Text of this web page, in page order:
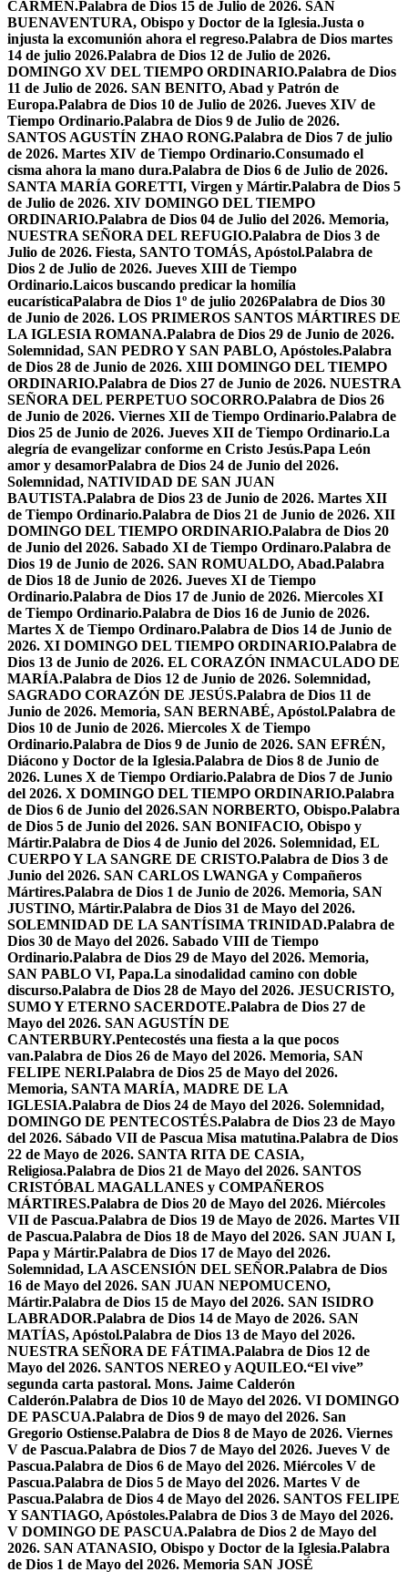
CARMEN.Palabra de Dios 15 de Julio de 2026. SAN
BUENAVENTURA, Obispo y Doctor de la Iglesia.Justa o
injusta la excomunión ahora el regreso.Palabra de Dios martes
14 de julio 2026.Palabra de Dios 12 de Julio de 2026.
DOMINGO XV DEL TIEMPO ORDINARIO.Palabra de Dios
11 de Julio de 2026. SAN BENITO, Abad y Patrón de
Europa.Palabra de Dios 10 de Julio de 2026. Jueves XIV de
Tiempo Ordinario.Palabra de Dios 9 de Julio de 2026.
SANTOS AGUSTÍN ZHAO RONG.Palabra de Dios 7 de julio
de 2026. Martes XIV de Tiempo Ordinario.Consumado el
cisma ahora la mano dura.Palabra de Dios 6 de Julio de 2026.
SANTA MARÍA GORETTI, Virgen y Mártir.Palabra de Dios 5
de Julio de 2026. XIV DOMINGO DEL TIEMPO
ORDINARIO.Palabra de Dios 04 de Julio del 2026. Memoria,
NUESTRA SEÑORA DEL REFUGIO.Palabra de Dios 3 de
Julio de 2026. Fiesta, SANTO TOMÁS, Apóstol.Palabra de
Dios 2 de Julio de 2026. Jueves XIII de Tiempo
Ordinario.Laicos buscando predicar la homilía
eucarísticaPalabra de Dios 1º de julio 2026Palabra de Dios 30
de Junio de 2026. LOS PRIMEROS SANTOS MÁRTIRES DE
LA IGLESIA ROMANA.Palabra de Dios 29 de Junio de 2026.
Solemnidad, SAN PEDRO Y SAN PABLO, Apóstoles.Palabra
de Dios 28 de Junio de 2026. XIII DOMINGO DEL TIEMPO
ORDINARIO.Palabra de Dios 27 de Junio de 2026. NUESTRA
SEÑORA DEL PERPETUO SOCORRO.Palabra de Dios 26
de Junio de 2026. Viernes XII de Tiempo Ordinario.Palabra de
Dios 25 de Junio de 2026. Jueves XII de Tiempo Ordinario.La
alegría de evangelizar conforme en Cristo Jesús.Papa León
amor y desamorPalabra de Dios 24 de Junio del 2026.
Solemnidad, NATIVIDAD DE SAN JUAN
BAUTISTA.Palabra de Dios 23 de Junio de 2026. Martes XII
de Tiempo Ordinario.Palabra de Dios 21 de Junio de 2026. XII
DOMINGO DEL TIEMPO ORDINARIO.Palabra de Dios 20
de Junio del 2026. Sabado XI de Tiempo Ordinaro.Palabra de
Dios 19 de Junio de 2026. SAN ROMUALDO, Abad.Palabra
de Dios 18 de Junio de 2026. Jueves XI de Tiempo
Ordinario.Palabra de Dios 17 de Junio de 2026. Miercoles XI
de Tiempo Ordinario.Palabra de Dios 16 de Junio de 2026.
Martes X de Tiempo Ordinaro.Palabra de Dios 14 de Junio de
2026. XI DOMINGO DEL TIEMPO ORDINARIO.Palabra de
Dios 13 de Junio de 2026. EL CORAZÓN INMACULADO DE
MARÍA.Palabra de Dios 12 de Junio de 2026. Solemnidad,
SAGRADO CORAZÓN DE JESÚS.Palabra de Dios 11 de
Junio de 2026. Memoria, SAN BERNABÉ, Apóstol.Palabra de
Dios 10 de Junio de 2026. Miercoles X de Tiempo
Ordinario.Palabra de Dios 9 de Junio de 2026. SAN EFRÉN,
Diácono y Doctor de la Iglesia.Palabra de Dios 8 de Junio de
2026. Lunes X de Tiempo Ordiario.Palabra de Dios 7 de Junio
del 2026. X DOMINGO DEL TIEMPO ORDINARIO.Palabra
de Dios 6 de Junio del 2026.SAN NORBERTO, Obispo.Palabra
de Dios 5 de Junio del 2026. SAN BONIFACIO, Obispo y
Mártir.Palabra de Dios 4 de Junio del 2026. Solemnidad, EL
CUERPO Y LA SANGRE DE CRISTO.Palabra de Dios 3 de
Junio del 2026. SAN CARLOS LWANGA y Compañeros
Mártires.Palabra de Dios 1 de Junio de 2026. Memoria, SAN
JUSTINO, Mártir.Palabra de Dios 31 de Mayo del 2026.
SOLEMNIDAD DE LA SANTÍSIMA TRINIDAD.Palabra de
Dios 30 de Mayo del 2026. Sabado VIII de Tiempo
Ordinario.Palabra de Dios 29 de Mayo del 2026. Memoria,
SAN PABLO VI, Papa.La sinodalidad camino con doble
discurso.Palabra de Dios 28 de Mayo del 2026. JESUCRISTO,
SUMO Y ETERNO SACERDOTE.Palabra de Dios 27 de
Mayo del 2026. SAN AGUSTÍN DE
CANTERBURY.Pentecostés una fiesta a la que pocos
van.Palabra de Dios 26 de Mayo del 2026. Memoria, SAN
FELIPE NERI.Palabra de Dios 25 de Mayo del 2026.
Memoria, SANTA MARÍA, MADRE DE LA
IGLESIA.Palabra de Dios 24 de Mayo del 2026. Solemnidad,
DOMINGO DE PENTECOSTÉS.Palabra de Dios 23 de Mayo
del 2026. Sábado VII de Pascua Misa matutina.Palabra de Dios
22 de Mayo de 2026. SANTA RITA DE CASIA,
Religiosa.Palabra de Dios 21 de Mayo del 2026. SANTOS
CRISTÓBAL MAGALLANES y COMPAÑEROS
MÁRTIRES.Palabra de Dios 20 de Mayo del 2026. Miércoles
VII de Pascua.Palabra de Dios 19 de Mayo de 2026. Martes VII
de Pascua.Palabra de Dios 18 de Mayo del 2026. SAN JUAN I,
Papa y Mártir.Palabra de Dios 17 de Mayo del 2026.
Solemnidad, LA ASCENSIÓN DEL SEÑOR.Palabra de Dios
16 de Mayo del 2026. SAN JUAN NEPOMUCENO,
Mártir.Palabra de Dios 15 de Mayo del 2026. SAN ISIDRO
LABRADOR.Palabra de Dios 14 de Mayo de 2026. SAN
MATÍAS, Apóstol.Palabra de Dios 13 de Mayo del 2026.
NUESTRA SEÑORA DE FÁTIMA.Palabra de Dios 12 de
Mayo del 2026. SANTOS NEREO y AQUILEO.“El vive”
segunda carta pastoral. Mons. Jaime Calderón
Calderón.Palabra de Dios 10 de Mayo del 2026. VI DOMINGO
DE PASCUA.Palabra de Dios 9 de mayo del 2026. San
Gregorio Ostiense.Palabra de Dios 8 de Mayo de 2026. Viernes
V de Pascua.Palabra de Dios 7 de Mayo del 2026. Jueves V de
Pascua.Palabra de Dios 6 de Mayo del 2026. Miércoles V de
Pascua.Palabra de Dios 5 de Mayo del 2026. Martes V de
Pascua.Palabra de Dios 4 de Mayo del 2026. SANTOS FELIPE
Y SANTIAGO, Apóstoles.Palabra de Dios 3 de Mayo del 2026.
V DOMINGO DE PASCUA.Palabra de Dios 2 de Mayo del
2026. SAN ATANASIO, Obispo y Doctor de la Iglesia.Palabra
de Dios 1 de Mayo del 2026. Memoria SAN JOSÉ